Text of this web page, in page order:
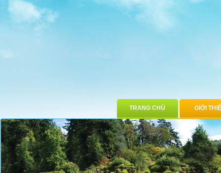
TRANG CHỦ GIỚI